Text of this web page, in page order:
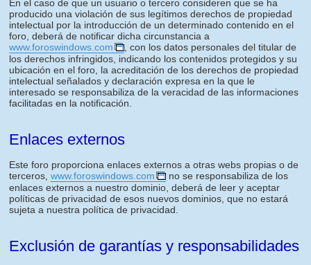
En el caso de que un usuario o tercero consideren que se ha
producido una violación de sus legítimos derechos de propiedad
intelectual por la introducción de un determinado contenido en el
foro, deberá de notificar dicha circunstancia a
www.foroswindows.com
, con los datos personales del titular de
los derechos infringidos, indicando los contenidos protegidos y su
ubicación en el foro, la acreditación de los derechos de propiedad
intelectual señalados y declaración expresa en la que le
interesado se responsabiliza de la veracidad de las informaciones
facilitadas en la notificación.
Enlaces externos
Este foro proporciona enlaces externos a otras webs propias o de
terceros, www.foroswindows.com
no se responsabiliza de los
enlaces externos a nuestro dominio, deberá de leer y aceptar
políticas de privacidad de esos nuevos dominios, que no estará
sujeta a nuestra política de privacidad.
Exclusión de garantías y responsabilidades